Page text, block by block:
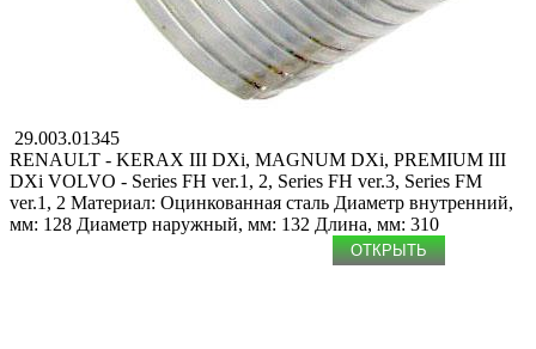
29.003.01345
RENAULT - KERAX III DXi, MAGNUM DXi, PREMIUM III
DXi VOLVO - Series FH ver.1, 2, Series FH ver.3, Series FM
ver.1, 2 Материал: Оцинкованная сталь Диаметр внутренний,
мм: 128 Диаметр наружный, мм: 132 Длина, мм: 310
ОТКРЫТЬ